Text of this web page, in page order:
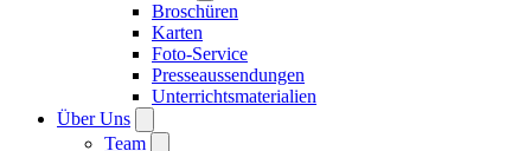
Broschüren
Karten
Foto-Service
Presseaussendungen
Unterrichtsmaterialien
Über Uns
Team